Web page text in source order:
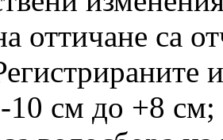
оттичане са
10 см до +8 см;